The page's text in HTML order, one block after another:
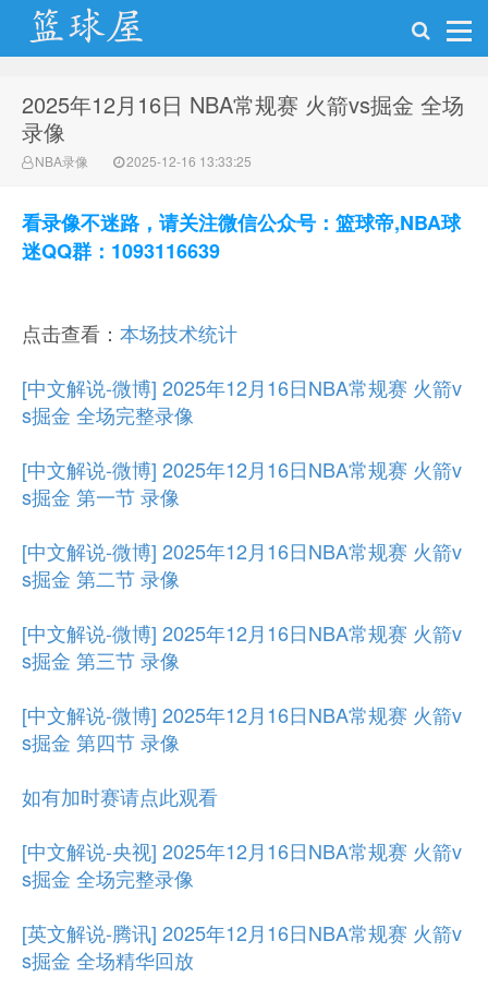
NBA录像网
2025年12月16日 NBA常规赛 火箭vs掘金 全场
录像
NBA录像 2025-12-16 13:33:25
看录像不迷路，请关注微信公众号：篮球帝,NBA球
迷QQ群：1093116639
点击查看： 本场技术统计
[中文解说-微博] 2025年12月16日NBA常规赛 火箭v
s掘金 全场完整录像
[中文解说-微博] 2025年12月16日NBA常规赛 火箭v
s掘金 第一节 录像
[中文解说-微博] 2025年12月16日NBA常规赛 火箭v
s掘金 第二节 录像
[中文解说-微博] 2025年12月16日NBA常规赛 火箭v
s掘金 第三节 录像
[中文解说-微博] 2025年12月16日NBA常规赛 火箭v
s掘金 第四节 录像
如有加时赛请点此观看
[中文解说-央视] 2025年12月16日NBA常规赛 火箭v
s掘金 全场完整录像
[英文解说-腾讯] 2025年12月16日NBA常规赛 火箭v
s掘金 全场精华回放